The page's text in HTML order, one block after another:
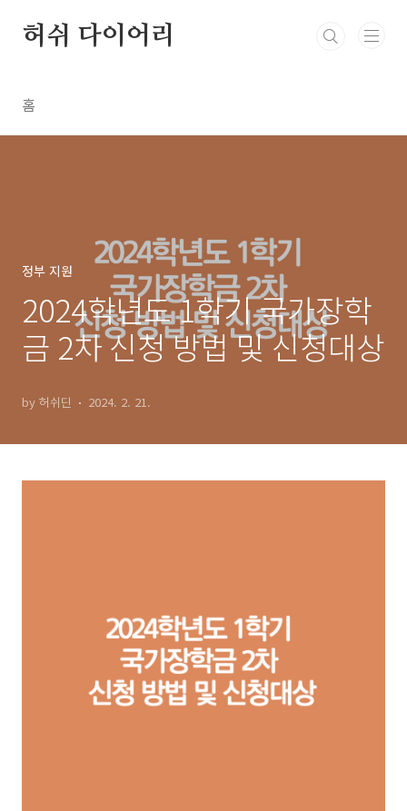
허쉬 다이어리
홈
정부 지원
2024학년도 1학기 국가장학
금 2차 신청 방법 및 신청대상
by 허쉬딘 2024. 2. 21.